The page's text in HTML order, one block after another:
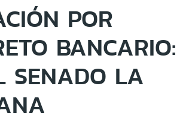
POR
BANCARIO:
SENADO LA